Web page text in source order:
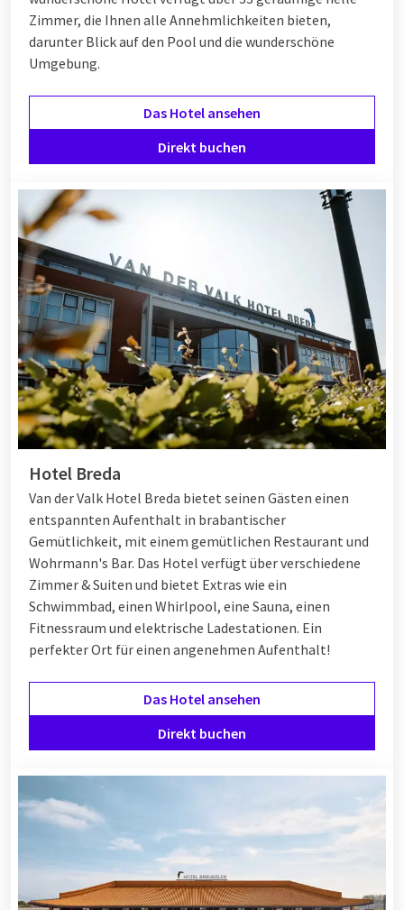
Zimmer, die Ihnen alle Annehmlichkeiten bieten,
darunter Blick auf den Pool und die wunderschöne
Umgebung.
Das Hotel ansehen
Direkt buchen
Hotel Breda
Van der Valk Hotel Breda bietet seinen Gästen einen
entspannten Aufenthalt in brabantischer
Gemütlichkeit, mit einem gemütlichen Restaurant und
Wohrmann's Bar. Das Hotel verfügt über verschiedene
Zimmer & Suiten und bietet Extras wie ein
Schwimmbad, einen Whirlpool, eine Sauna, einen
Fitnessraum und elektrische Ladestationen. Ein
perfekter Ort für einen angenehmen Aufenthalt!
Das Hotel ansehen
Direkt buchen